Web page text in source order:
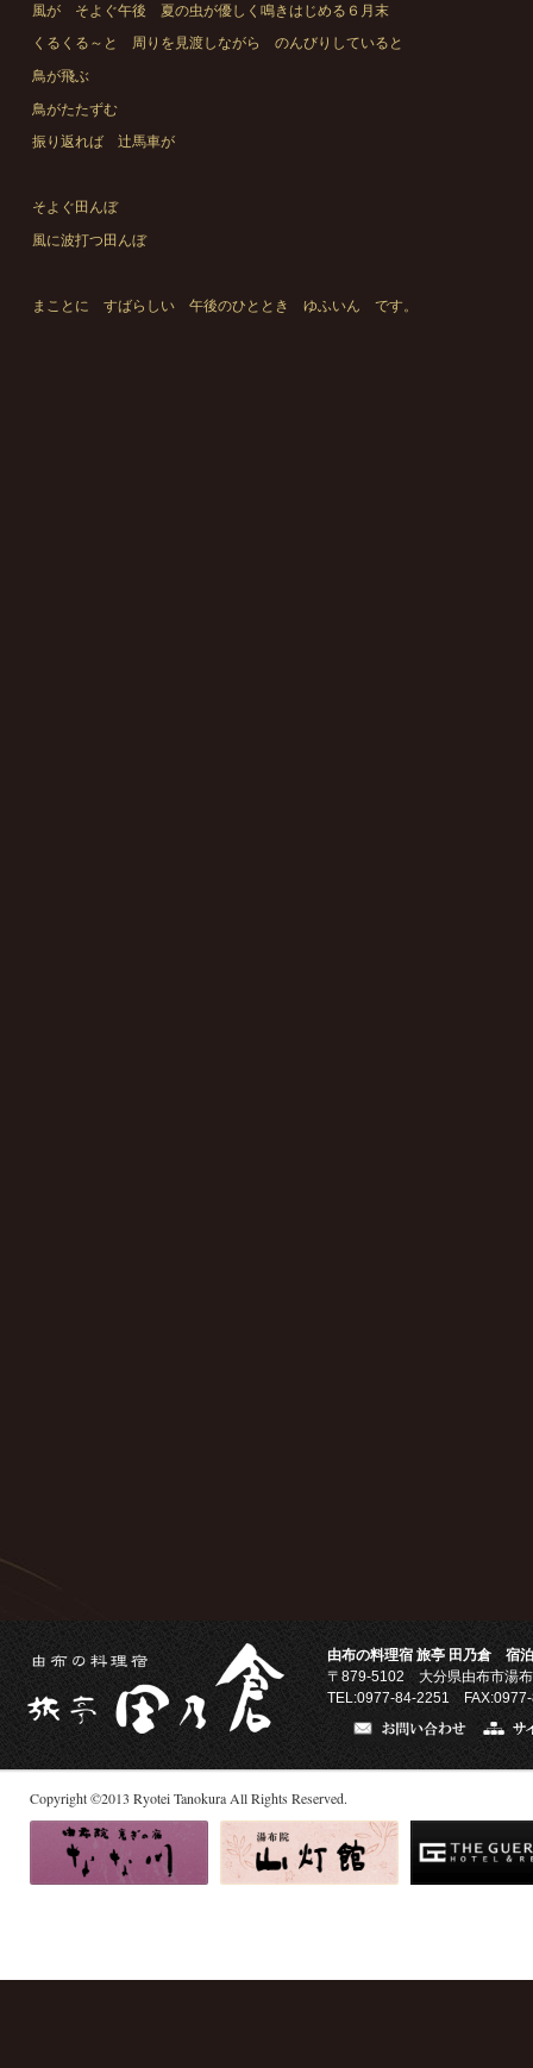
風が そよぐ午後 夏の虫が優しく鳴きはじめる６月末
くるくる～と 周りを見渡しながら のんびりしていると
鳥が飛ぶ
鳥がたたずむ
振り返れば 辻馬車が
そよぐ田んぼ
風に波打つ田んぼ
まことに すばらしい 午後のひととき ゆふいん です。
由布の料理宿 旅亭 田乃倉 宿
〒879-5102 大分県由布市湯
TEL:0977-84-2251
Copyright©2013 Ryotei Tanokura All Rights Reserved.